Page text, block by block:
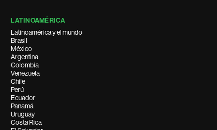
LATINOAMÉRICA
Latinoamérica y el mundo
Brasil
México
Argentina
Colombia
Venezuela
Chile
Perú
Ecuador
Panamá
Uruguay
Costa Rica